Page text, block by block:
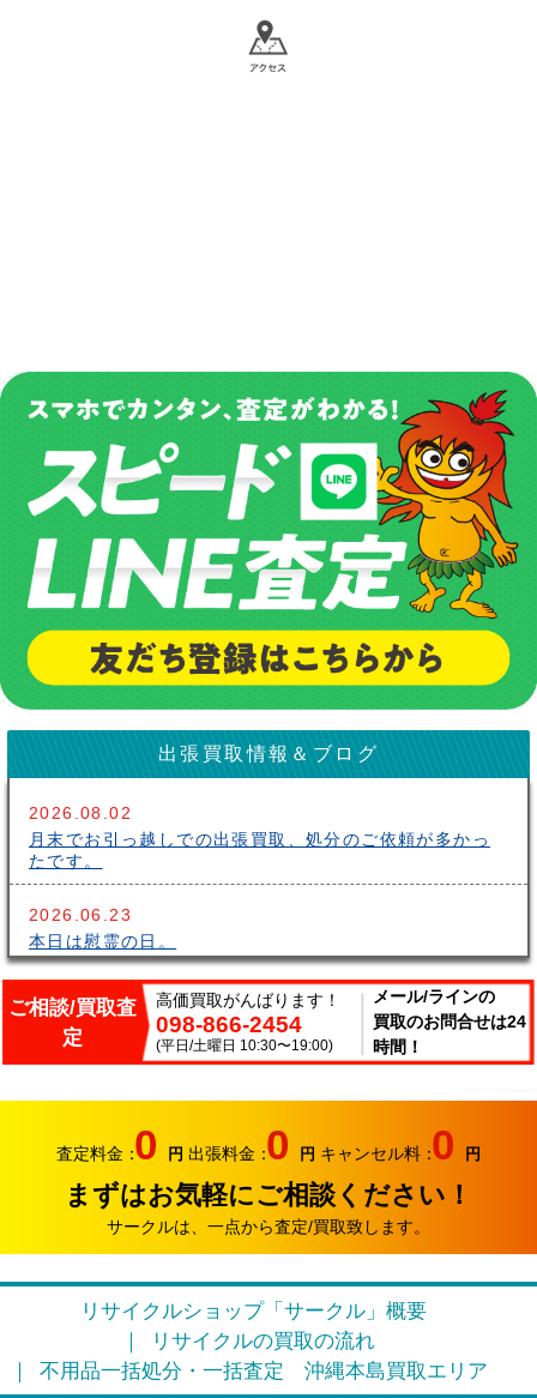
出張買取情報＆ブログ
2026.08.02
月末でお引っ越しでの出張買取、処分のご依頼が多かっ
たです。
2026.06.23
本日は慰霊の日。
2026.06.14
こんにちはサークルです。梅雨が長いですね～。雨の中
出張買取頑張ってます。
2026.06.07
り強化中です。
2026.05.17
おはようございます。リサイクルカンパニー サークル
2026.04.12
お久しぶりです。リサイクルカンパニー サークルで
ご相談/買取査
定
高価買取がんばります！
098-866-2454
(平日/土曜日 10:30〜19:00)
メール/ラインの
買取のお問合せは24
時間！
査定料金：0 円 出張料金：0 円 キャンセル料：0 円
まずはお気軽にご相談ください！
サークルは、一点から査定/買取致します。
リサイクルショップ「サークル」概要
リサイクルの買取の流れ
不用品一括処分・一括査定
沖縄本島買取エリア